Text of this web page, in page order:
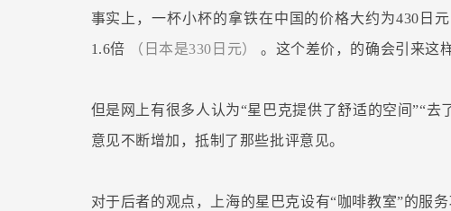
事实上，一杯小杯的拿铁在中国的价格大约为430日
1.6倍
（日本是330日元）。这个差价，的确会引来这
但是网上有很多人认为“星巴克提供了舒适的空间”“
意见不断增加，抵制了那些批评意见。
对于后者的观点，上海的星巴克设有“咖啡教室”的服